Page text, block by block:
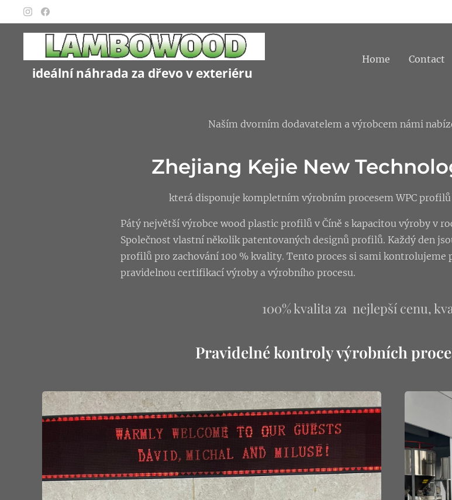
ideální náhrada za dřevo v exteriéru
Home Contact
Naším dvorním dodavatelem a výrobcem námi
Zhejiang Kejie New
která disponuje kompletním výrobním procesem WPC
Pátý největší výrobce wood plastic profilů v Číně s kapacitou výroby v
Společnost vlastní několik patentovaných designů profilů. Každý den
profilů pro zachování 100 % kvality. Tento proces si sami
pravidelnou certifikací výroby a výrobního procesu.
100% kvalita za nejlepší cenu,
Pravidelné kontroly výrobních